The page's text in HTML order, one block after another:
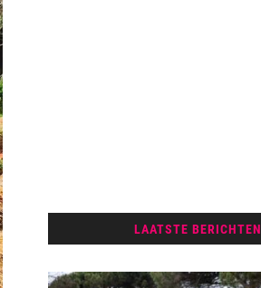
LAATSTE BERICHTEN